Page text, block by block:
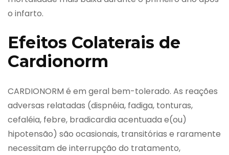
o infarto.
Efeitos Colaterais de
Cardionorm
CARDIONORM é em geral bem-tolerado. As reações
adversas relatadas (dispnéia, fadiga, tonturas,
cefaléia, febre, bradicardia acentuada e(ou)
hipotensão) são ocasionais, transitórias e raramente
necessitam de interrupção do tratamento,